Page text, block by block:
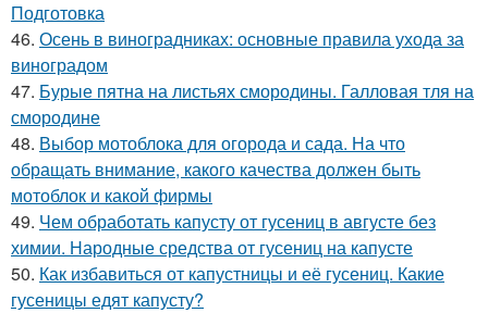
Подготовка
46. Осень в виноградниках: основные правила ухода за
виноградом
47. Бурые пятна на листьях смородины. Галловая тля на
смородине
48. Выбор мотоблока для огорода и сада. На что
обращать внимание, какого качества должен быть
мотоблок и какой фирмы
49. Чем обработать капусту от гусениц в августе без
химии. Народные средства от гусениц на капусте
50. Как избавиться от капустницы и её гусениц. Какие
гусеницы едят капусту?